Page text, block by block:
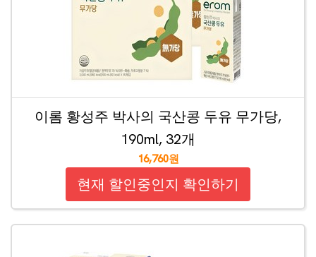
이롬 황성주 박사의 국산콩 두유 무가당,
190ml, 32개
16,760원
현재 할인중인지 확인하기